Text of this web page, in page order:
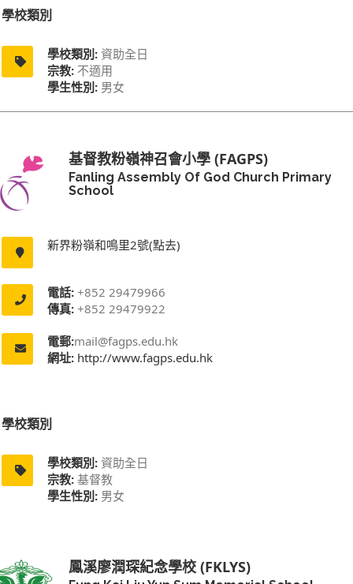
學校類別
學校類別: 資助全日
宗教: 不適用
學生性別: 男女
基督教粉嶺神召會小學 (FAGPS)
Fanling Assembly Of God Church Primary
School
新界粉嶺和鳴里2號(點去)
電話: +852 29479966
傳真: +852 29479922
電郵:mail@fagps.edu.hk
網址: http://www.fagps.edu.hk
學校類別
學校類別: 資助全日
宗教: 基督教
學生性別: 男女
鳳溪廖潤琛紀念學校 (FKLYS)